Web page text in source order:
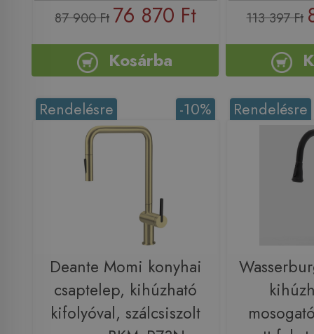
87 900 Ft 76 870 Ft
Kosárba
113 397 Ft
-10%
Rendelésre
Deante Momi konyhai
csaptelep, kihúzható
kifolyóval, szálcsiszolt
Rendelésre